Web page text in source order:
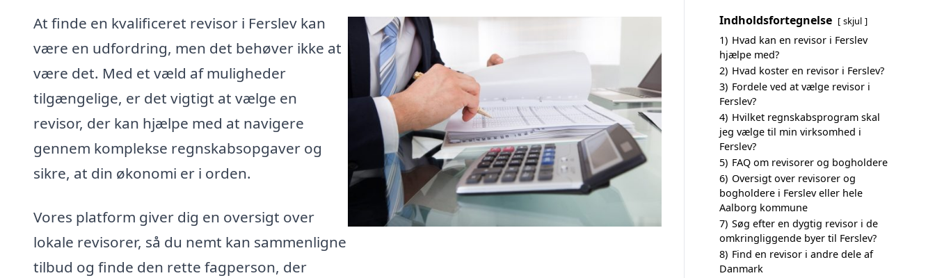
At finde en kvalificeret revisor i Ferslev kan
være en udfordring, men det behøver ikke at
være det. Med et væld af muligheder
tilgængelige, er det vigtigt at vælge en
revisor, der kan hjælpe med at navigere
gennem komplekse regnskabsopgaver og
sikre, at din økonomi er i orden.
Vores platform giver dig en oversigt over
lokale revisorer, så du nemt kan sammenligne
tilbud og finde den rette fagperson, der
Indholdsfortegnelse skjul
1) Hvad kan en revisor i Ferslev
hjælpe med?
2) Hvad koster en revisor i Ferslev?
3) Fordele ved at vælge revisor i
Ferslev?
4) Hvilket regnskabsprogram skal
jeg vælge til min virksomhed i
Ferslev?
5) FAQ om revisorer og bogholdere
6) Oversigt over revisorer og
bogholdere i Ferslev eller hele
Aalborg kommune
7) Søg efter en dygtig revisor i de
omkringliggende byer til Ferslev?
8) Find en revisor i andre dele af
Danmark